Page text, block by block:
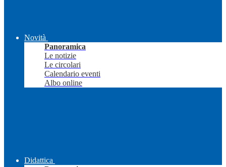
Novità
Panoramica
Le notizie
Le circolari
Calendario eventi
Albo online
Didattica